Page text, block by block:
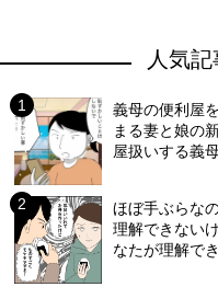
人気
義母の便利屋
まる妻と娘の
屋扱いする義
ほぼ手ぶらな
理解できない
なたが理解で